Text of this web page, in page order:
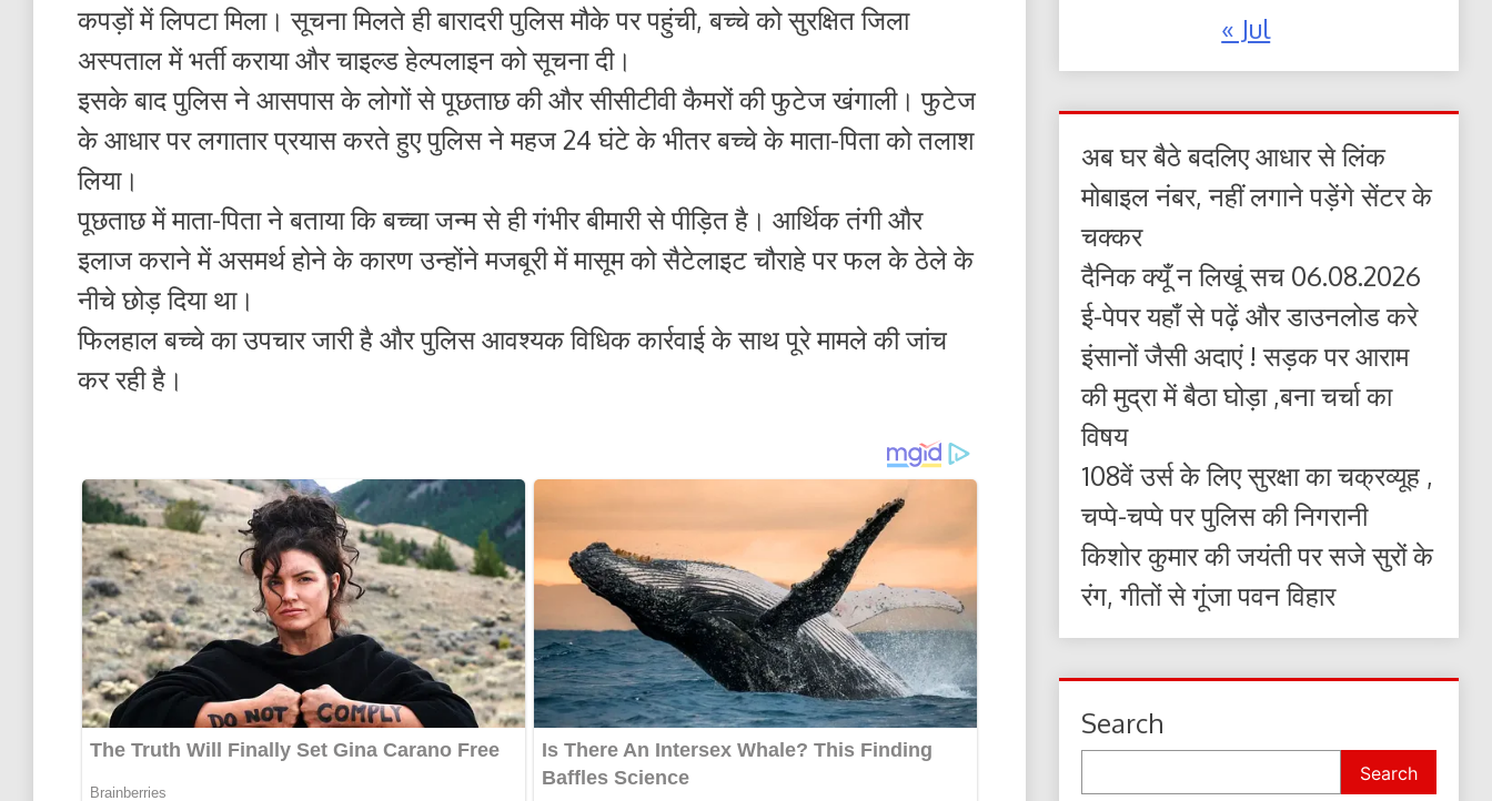
कपड़ों में लिपटा मिला। सूचना मिलते ही बारादरी पुलिस मौके पर पहुंची, बच्चे को सुरक्षित जिला
अस्पताल में भर्ती कराया और चाइल्ड हेल्पलाइन को सूचना दी।
इसके बाद पुलिस ने आसपास के लोगों से पूछताछ की और सीसीटीवी कैमरों की फुटेज खंगाली। फुटेज
के आधार पर लगातार प्रयास करते हुए पुलिस ने महज 24 घंटे के भीतर बच्चे के माता-पिता को तलाश
लिया।
पूछताछ में माता-पिता ने बताया कि बच्चा जन्म से ही गंभीर बीमारी से पीड़ित है। आर्थिक तंगी और
इलाज कराने में असमर्थ होने के कारण उन्होंने मजबूरी में मासूम को सैटेलाइट चौराहे पर फल के ठेले के
नीचे छोड़ दिया था।
फिलहाल बच्चे का उपचार जारी है और पुलिस आवश्यक विधिक कार्रवाई के साथ पूरे मामले की जांच
कर रही है।
« Jul
अब घर बैठे बदलिए आधार से लिंक
मोबाइल नंबर, नहीं लगाने पड़ेंगे सेंटर के
चक्कर
दैनिक क्यूँ न लिखूं सच 06.08.2026
ई-पेपर यहाँ से पढ़ें और डाउनलोड करे
इंसानों जैसी अदाएं ! सड़क पर आराम
की मुद्रा में बैठा घोड़ा ,बना चर्चा का
विषय
108वें उर्स के लिए सुरक्षा का चक्रव्यूह ,
चप्पे-चप्पे पर पुलिस की निगरानी
किशोर कुमार की जयंती पर सजे सुरों के
रंग, गीतों से गूंजा पवन विहार
Search
Search